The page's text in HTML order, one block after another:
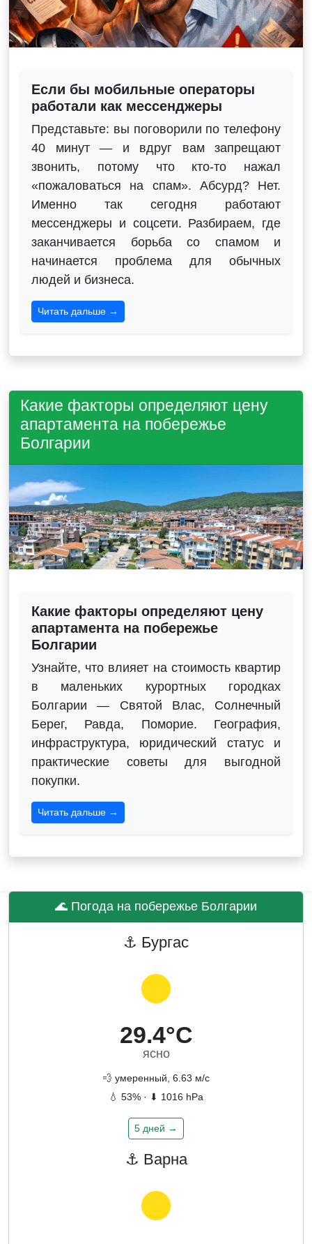
Если бы мобильные операторы
работали как мессенджеры
Представьте: вы поговорили по телефону
40 минут — и вдруг вам запрещают
звонить, потому что кто-то нажал
«пожаловаться на спам». Абсурд? Нет.
Именно так сегодня работают
мессенджеры и соцсети. Разбираем, где
заканчивается борьба со спамом и
начинается проблема для обычных
людей и бизнеса.
Читать дальше →
Какие факторы определяют цену
апартамента на побережье
Болгарии
Какие факторы определяют цену
апартамента на побережье
Болгарии
Узнайте, что влияет на стоимость квартир
в маленьких курортных городках
Болгарии — Святой Влас, Солнечный
Берег, Равда, Поморие. География,
инфраструктура, юридический статус и
практические советы для выгодной
покупки.
Читать дальше →
🌊 Погода на побережье Болгарии
⚓ Бургас
29.4°C
ясно
💨 умеренный, 6.63 м/с
💧 53% · ⬇ 1016 hPa
5 дней →
⚓ Варна